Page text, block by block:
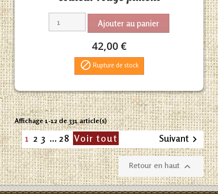
Ajouter au panier
42,00 €
 Rupture de stock
Affichage 1-12 de 331 article(s)
1 2 3 … 28 Suivant 
Voir tout
Retour en haut 